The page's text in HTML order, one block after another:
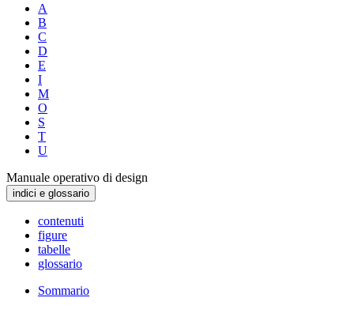
A
B
C
D
E
I
M
O
S
T
U
Manuale operativo di design
indici e glossario
contenuti
figure
tabelle
glossario
Sommario